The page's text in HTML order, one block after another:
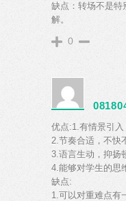
缺点：转场不是特
解。
0
优点:1.有情景引
2.节奏合适，不快
3.语言生动，抑扬
4.能够对学生的思
缺点:
1.可以对重难点有